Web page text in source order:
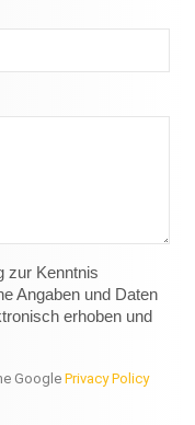
zur Kenntnis
Angaben und Daten
erhoben und
Google Privacy Policy